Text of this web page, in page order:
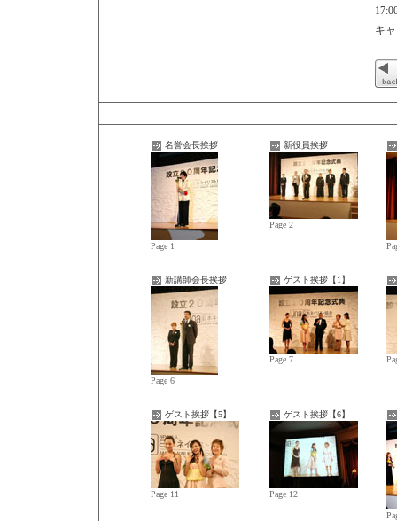
キ
名誉会長挨拶
Page 1
新役員挨拶
Page 2
新講師会長挨拶
Page 6
ゲスト挨拶【1】
Page 7
ゲスト挨拶【5】
Page 11
ゲスト挨拶【6】
Page 12